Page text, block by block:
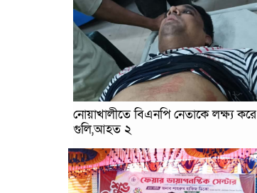
নোয়াখালীতে বিএনপি নেতাকে লক্ষ্য করে
গুলি,আহত ২